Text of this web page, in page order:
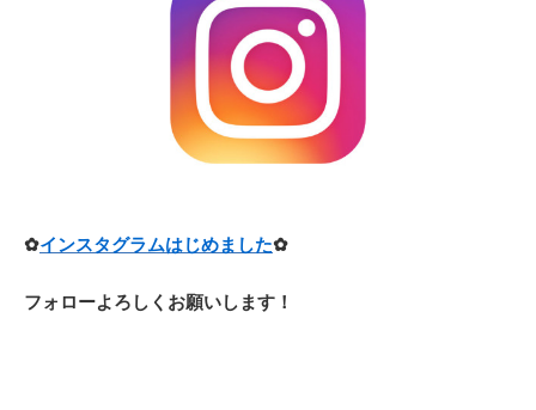
✿インスタグラムはじめました✿
フ ォローよろしくお願いします！